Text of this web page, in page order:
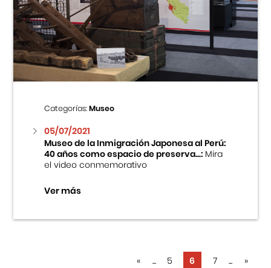
Categorías:Museo
05/07/2021
Museo de la Inmigración Japonesa al Perú:
40 años como espacio de preserva...:Mira
el video conmemorativo
Ver más
« ... 5 6 7 ... »